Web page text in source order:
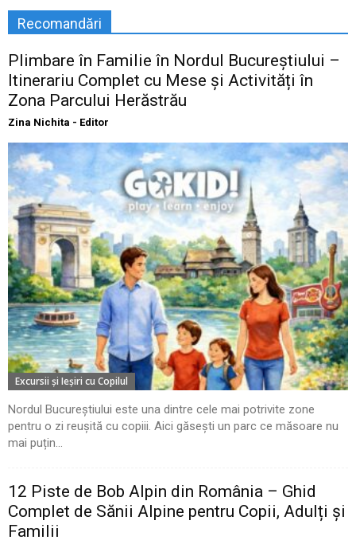
Recomandări
Plimbare în Familie în Nordul Bucureștiului –
Itinerariu Complet cu Mese și Activități în
Zona Parcului Herăstrău
Zina Nichita - Editor
Excursii şi Ieşiri cu Copilul
Nordul Bucureștiului este una dintre cele mai potrivite zone
pentru o zi reușită cu copiii. Aici găsești un parc ce măsoare nu
mai puțin...
12 Piste de Bob Alpin din România – Ghid
Complet de Sănii Alpine pentru Copii, Adulți și
Familii